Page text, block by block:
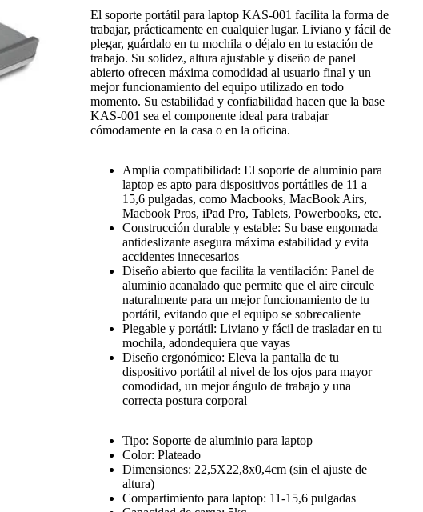
El soporte portátil para laptop KAS-001 facilita la forma de
trabajar, prácticamente en cualquier lugar. Liviano y fácil de
plegar, guárdalo en tu mochila o déjalo en tu estación de
trabajo. Su solidez, altura ajustable y diseño de panel
abierto ofrecen máxima comodidad al usuario final y un
mejor funcionamiento del equipo utilizado en todo
momento. Su estabilidad y confiabilidad hacen que la base
KAS-001 sea el componente ideal para trabajar
cómodamente en la casa o en la oficina.
Amplia compatibilidad: El soporte de aluminio para
laptop es apto para dispositivos portátiles de 11 a
15,6 pulgadas, como Macbooks, MacBook Airs,
Macbook Pros, iPad Pro, Tablets, Powerbooks, etc.
Construcción durable y estable: Su base engomada
antideslizante asegura máxima estabilidad y evita
accidentes innecesarios
Diseño abierto que facilita la ventilación: Panel de
aluminio acanalado que permite que el aire circule
naturalmente para un mejor funcionamiento de tu
portátil, evitando que el equipo se sobrecaliente
Plegable y portátil: Liviano y fácil de trasladar en tu
mochila, adondequiera que vayas
Diseño ergonómico: Eleva la pantalla de tu
dispositivo portátil al nivel de los ojos para mayor
comodidad, un mejor ángulo de trabajo y una
correcta postura corporal
Tipo: Soporte de aluminio para laptop
Color: Plateado
Dimensiones: 22,5X22,8x0,4cm (sin el ajuste de
altura)
Compartimiento para laptop: 11-15,6 pulgadas